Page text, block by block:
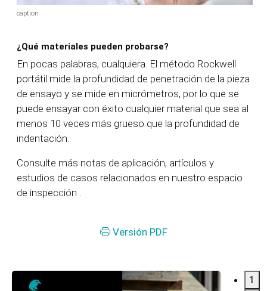
caption
¿Qué materiales pueden probarse?
En pocas palabras, cualquiera. El método Rockwell
portátil mide la profundidad de penetración de la pieza
de ensayo y se mide en micrómetros, por lo que se
puede ensayar con éxito cualquier material que sea al
menos 10 veces más grueso que la profundidad de
indentación.
Consulte más notas de aplicación, artículos y
estudios de casos relacionados en nuestro espacio
de inspección .
Versión PDF
1